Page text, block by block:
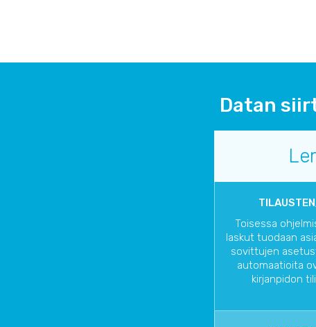
Datan
Toisessa
laskut tuodaan
sovittujen
automaatioita
kirjanpidon